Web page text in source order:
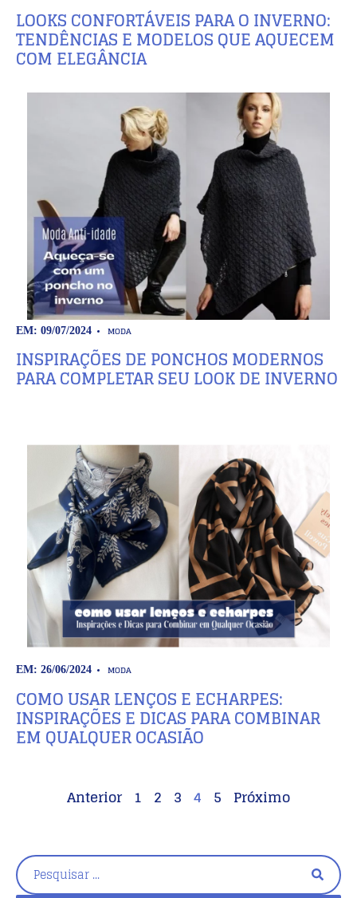
LOOKS CONFORTÁVEIS PARA O INVERNO:
TENDÊNCIAS E MODELOS QUE AQUECEM
COM ELEGÂNCIA
EM: 09/07/2024 MODA
INSPIRAÇÕES DE PONCHOS MODERNOS
PARA COMPLETAR SEU LOOK DE INVERNO
EM: 26/06/2024 MODA
COMO USAR LENÇOS E ECHARPES:
INSPIRAÇÕES E DICAS PARA COMBINAR
EM QUALQUER OCASIÃO
Anterior 1 2 3 4 5 Próximo